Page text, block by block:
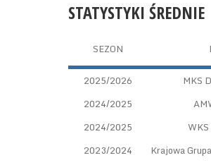
STATYSTYKI ŚREDNIE
SEZON
2025/2026 MKS
2024/2025
2024/2025
2023/2024
Krajowa